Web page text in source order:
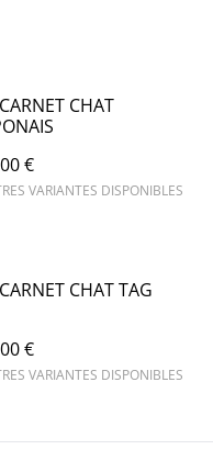
CHAT
€
VARIANTES DISPONIBLES
CHAT TAG
€
VARIANTES DISPONIBLES